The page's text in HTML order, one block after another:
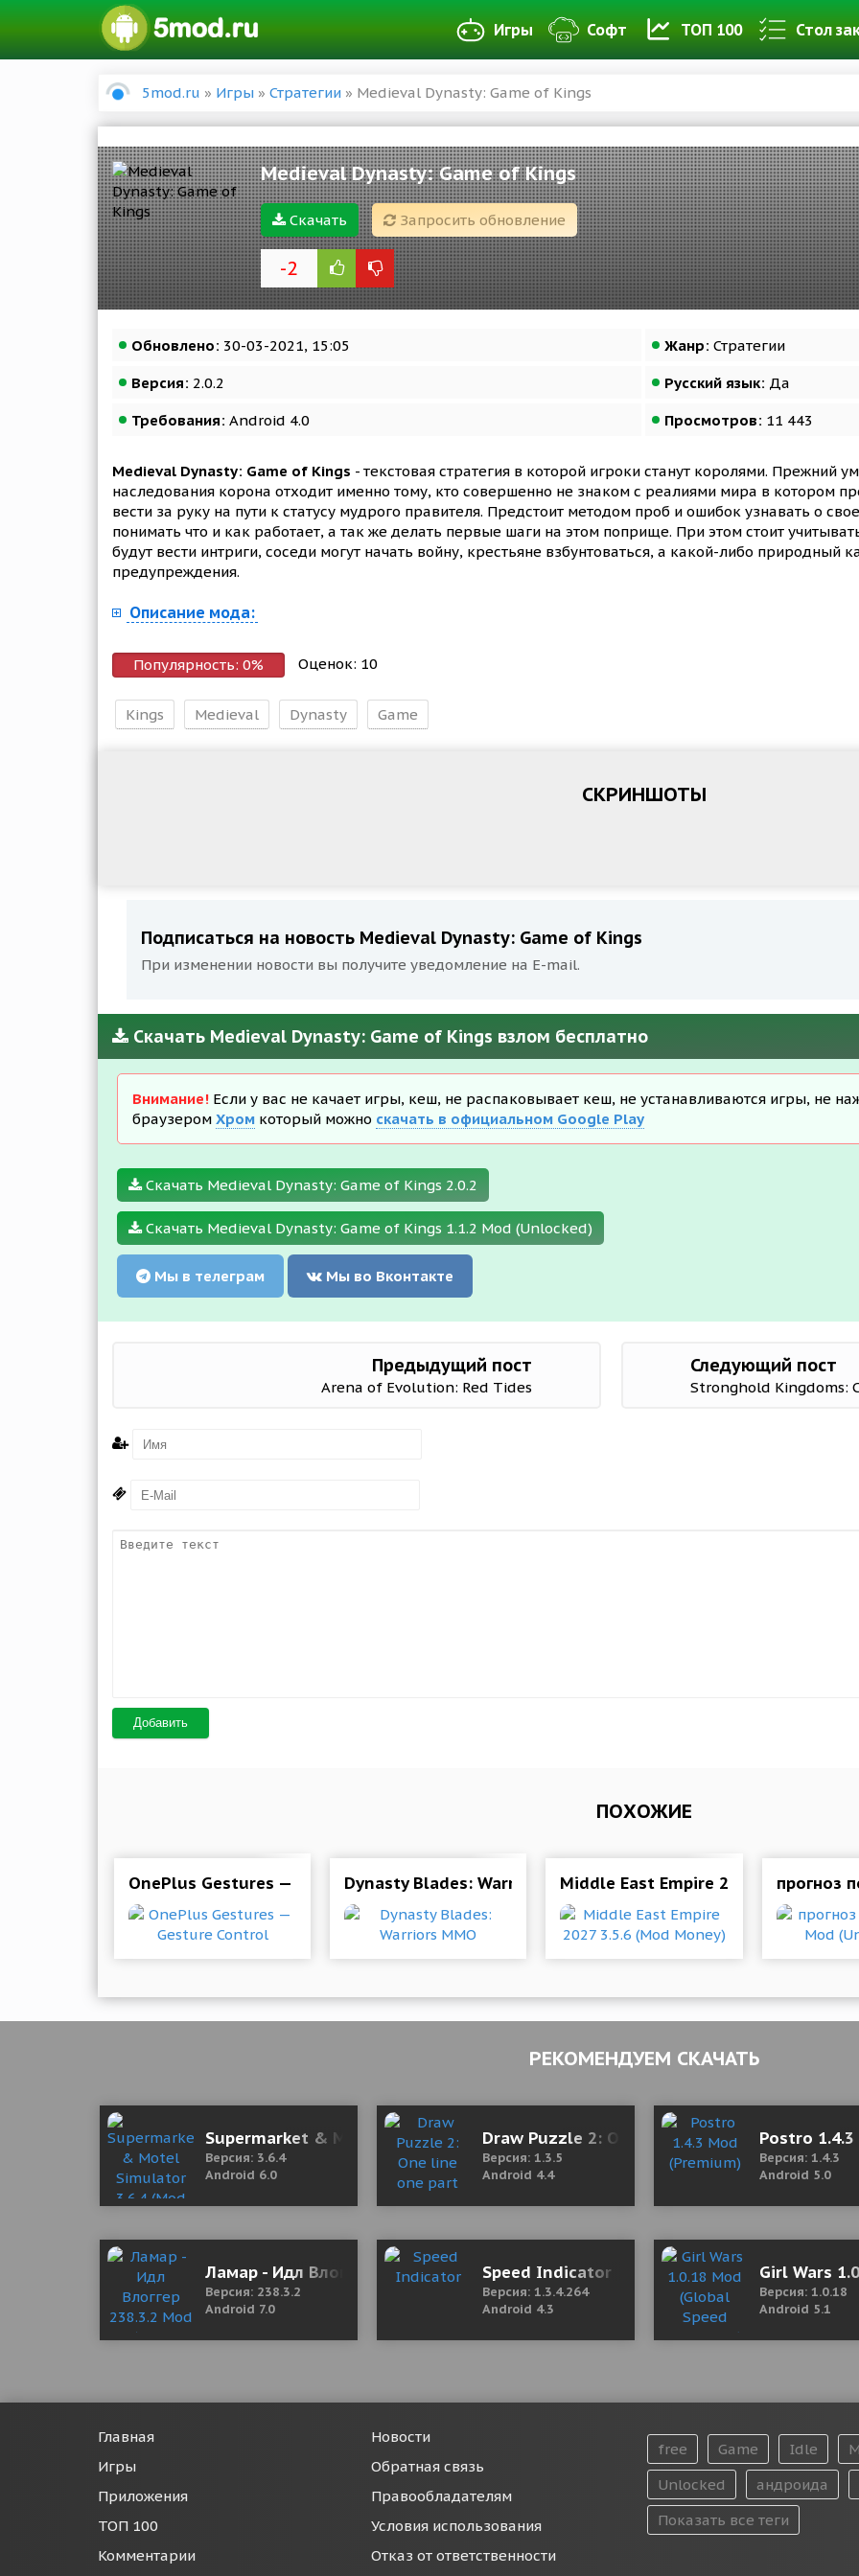
Игры Софт ТОП 100 Стол
5mod.ru » Игры » Стратегии » Medieval Dynasty: Game of Kings
Medieval Dynasty: Game of Kings
Скачать Запросить обновление
-2
Обновлено: 30-03-2021, 15:05 Жанр: Стратегии
Версия: 2.0.2 Русский язык: Да
Требования: Android 4.0 Просмотров: 11 443
Medieval Dynasty: Game of Kings - текстовая стратегия в которой игроки станут королями. Прежний
наследования корона отходит именно тому, кто совершенно не знаком с реалиями мира в котором
вести за руку на пути к статусу мудрого правителя. Предстоит методом проб и ошибок узнавать о
понимать что и как работает, а так же делать первые шаги на этом поприще. При этом стоит
будут вести интриги, соседи могут начать войну, крестьяне взбунтоваться, а какой-либо природный
предупреждения.
Описание мода:
Популярность: 0% Оценок: 10
Kings Medieval Dynasty Game
СКРИНШОТЫ
Подписаться на новость Medieval Dynasty: Game of Kings
При изменении новости вы получите уведомление на E-mail.
Скачать Medieval Dynasty: Game of Kings взлом бесплатно
Внимание! Если у вас не качает игры, кеш, не распаковывает кеш, не устанавливаются игры, не
браузером Хром который можно скачать в официальном Google Play
Скачать Medieval Dynasty: Game of Kings 2.0.2
Скачать Medieval Dynasty: Game of Kings 1.1.2 Mod (Unlocked)
Мы в телеграм Мы во Вконтакте
Предыдущий пост
Arena of Evolution: Red Tides
Следующий пост
Stronghold Kingdoms:
Добавить
ПОХОЖИЕ
OnePlus Gestures — Gesture ControlDynasty Blades: Warriors MMOMiddle East Empire 2027 3.5.6 (Mod
прогноз
РЕКОМЕНДУЕМ СКАЧАТЬ
Supermarket & Motel Simulator 3.6.4 (Mod Money)
Версия: 3.6.4
Android 6.0
Draw Puzzle 2: One line one part 1.3.5 Mod
Версия: 1.3.5
Android 4.4
Postro
Версия: 1.4.3
Android 5.0
Ламар - Идл Влоггер 238.3.2 Mod (Free Shopping)
Версия: 238.3.2
Android 7.0
Speed Indicator
Версия: 1.3.4.264
Android 4.3
Girl Wars
Версия: 1.0.18
Android 5.1
Главная
Игры
Приложения
ТОП 100
Комментарии
Новости
Обратная связь
Правообладателям
Условия использования
Отказ от ответственности
free Game Idle
Unlocked
андроида
Показать все теги